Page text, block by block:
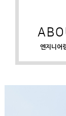
엔지니어